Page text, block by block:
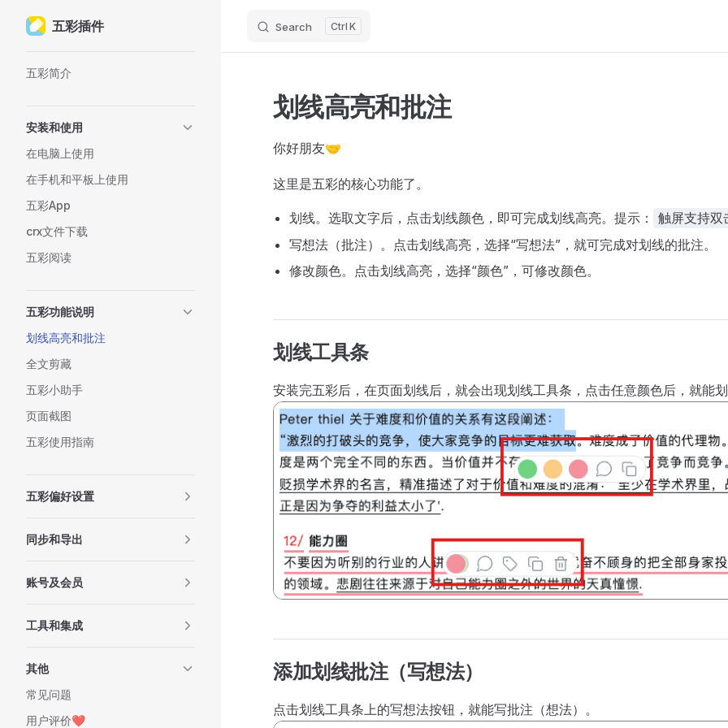
Skip to content
五彩插件 Search K
五彩简介
安装和使用
在电脑上使用
在手机和平板上使用
五彩App
crx文件下载
五彩阅读
五彩功能说明
划线高亮和批注
全文剪藏
五彩小助手
页面截图
五彩使用指南
五彩偏好设置
同步和导出
账号及会员
工具和集成
其他
常见问题
用户评价❤️
划线高亮和批注
你好朋友🤝
这里是五彩的核心功能了。
划线。选取文字后，点击划线颜色，即可完成划线高亮。提示： 触屏支持双
写想法（批注）。点击划线高亮，选择“写想法”，就可完成对划线的批注。
修改颜色。点击划线高亮，选择“颜色”，可修改颜色。
划线工具条
安装完五彩后，在页面划线后，就会出现划线工具条，点击任意颜色后，就能
添加划线批注（写想法）
点击划线工具条上的写想法按钮，就能写批注（想法）。